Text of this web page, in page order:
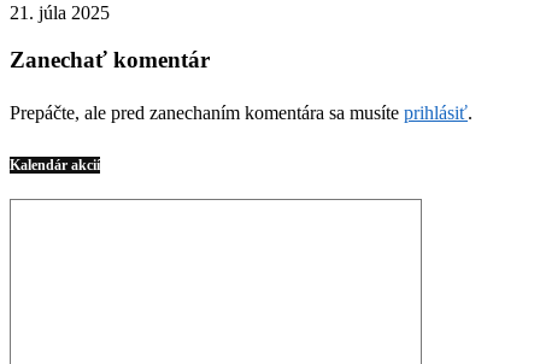
21. júla 2025
Zanechať komentár
Prepáčte, ale pred zanechaním komentára sa musíte prihlásiť.
Kalendár akcií